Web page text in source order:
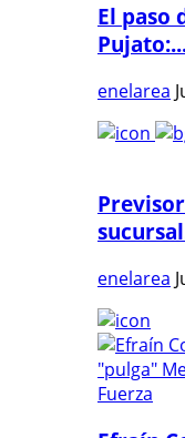
El paso
enelarea
enelarea